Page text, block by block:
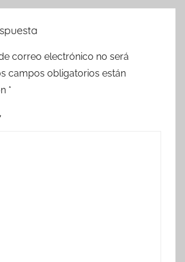
correo electrónico no será
campos obligatorios están
*